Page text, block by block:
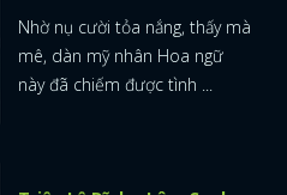
Nhờ nụ cười tỏa nắng, thấy mà
mê, dàn mỹ nhân Hoa ngữ
này đã chiếm được tình ...